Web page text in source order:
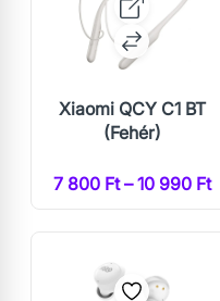
Xiaomi QCY C1 BT
(Fehér)
7 800 Ft – 10 990 Ft